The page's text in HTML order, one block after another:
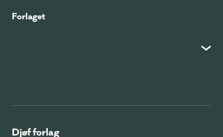
Forlaget
Djøf forlag